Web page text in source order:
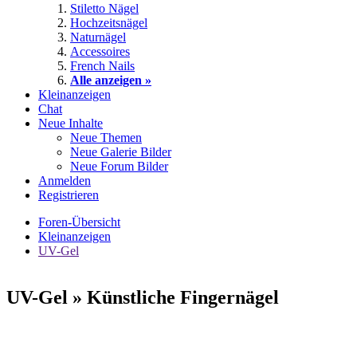
Stiletto Nägel
Hochzeitsnägel
Naturnägel
Accessoires
French Nails
Alle anzeigen »
Kleinanzeigen
Chat
Neue Inhalte
Neue Themen
Neue Galerie Bilder
Neue Forum Bilder
Anmelden
Registrieren
Foren-Übersicht
Kleinanzeigen
UV-Gel
UV-Gel » Künstliche Fingernägel